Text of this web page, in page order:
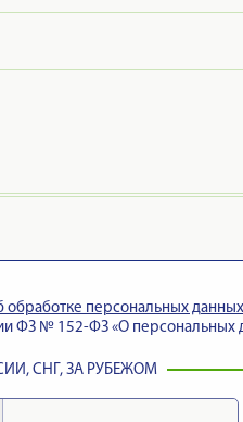
обработке персональных данных
ФЗ № 152-ФЗ «О персональных
СНГ, ЗА РУБЕЖОМ